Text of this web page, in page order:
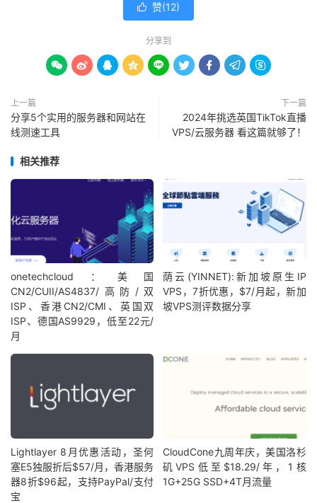
 赞(12)
分享到
        
上一篇
分享5个实用的服务器和网站在
线测速工具
下一篇
2024年挑选英国TikTok直播
VPS/云服务器 看这篇就够了！
相关推荐
onetechcloud：美国
CN2/CUII/AS4837/高防/双
ISP、香港CN2/CMI、英国双
ISP、德国AS9929，低至22元/
月
荫云(YINNET):新加坡原生IP
VPS，7折优惠，$7/月起，新加
坡VPS测评数据分享
Lightlayer 8月优惠活动，圣何
塞E5独服折后$57/月，香港服务
器8折$96起，支持PayPal/支付
宝
CloudCone九周年庆，美国洛杉
矶VPS低至$18.29/年，1核
1G+25G SSD+4T月流量